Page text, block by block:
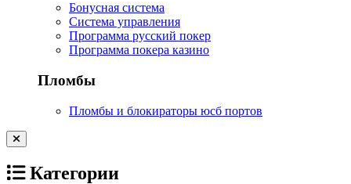
Бонусная система
Система управления
Программа русский покер
Программа покера казино
Пломбы
Пломбы и блокираторы юсб портов
Категории